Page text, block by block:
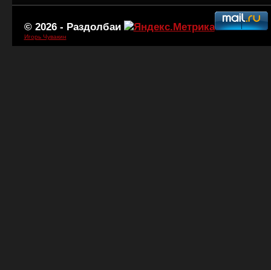
© 2026 - Раздолбаи
Игорь Чувакин